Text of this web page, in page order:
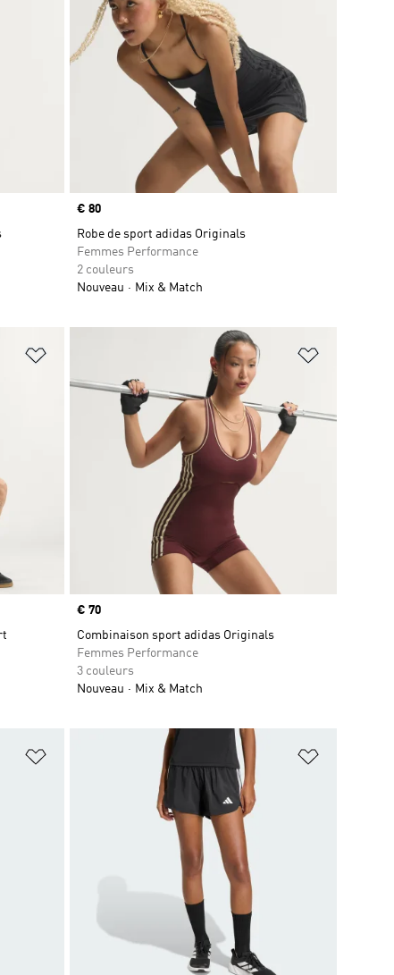
Prix
€ 80
Robe de sport adidas Originals
Femmes Performance
2 couleurs
Nouveau
Mix & Match
Ajouter à la Liste de produits favoris
Prix
€ 70
Combinaison sport adidas Originals
Femmes Performance
3 couleurs
Nouveau
Mix & Match
Ajouter à la Liste de produits favoris